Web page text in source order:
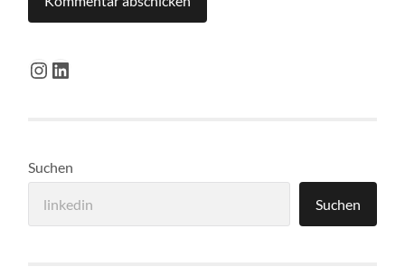
Instagram
LinkedIn
Suchen
Suchen